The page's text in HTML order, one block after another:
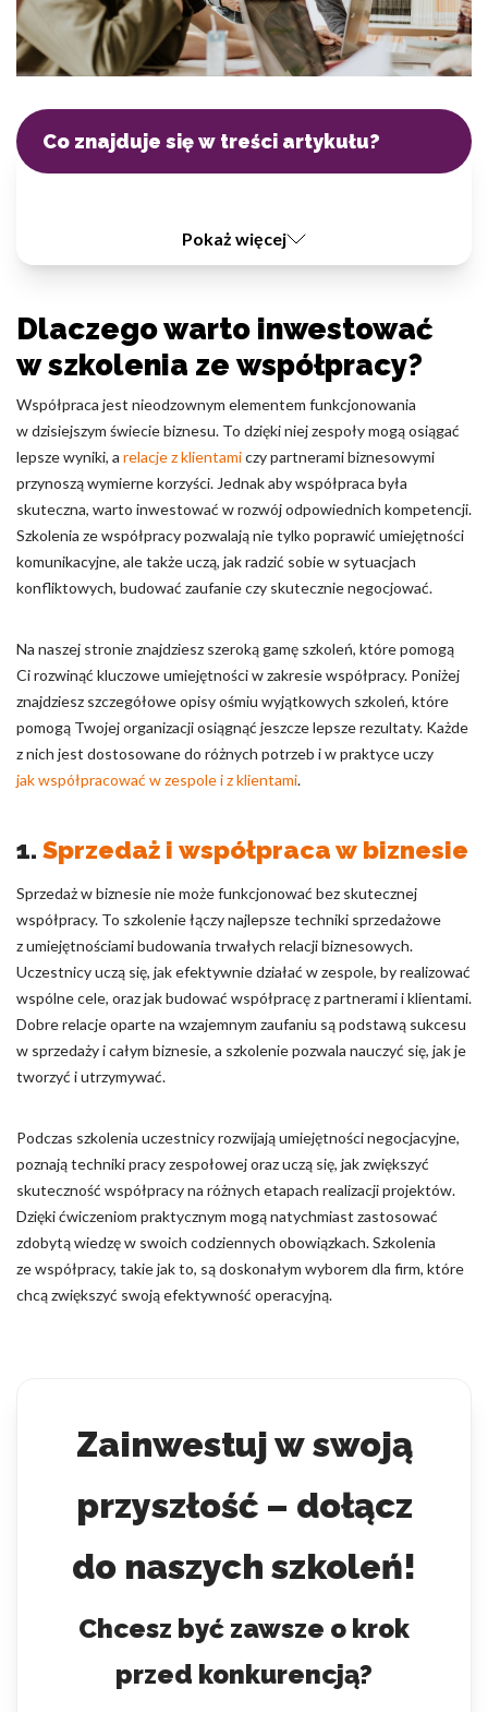
Co znajduje się w treści artykułu?
Pokaż więcej
Dlaczego warto inwestować
w szkolenia ze współpracy?
Współpraca jest nieodzownym elementem funkcjonowania
w dzisiejszym świecie biznesu. To dzięki niej zespoły mogą osiągać
lepsze wyniki, a relacje z klientamiczy partnerami biznesowymi
przynoszą wymierne korzyści. Jednak aby współpraca była
skuteczna, warto inwestować w rozwój odpowiednich kompetencji.
Szkolenia ze współpracy pozwalają nie tylko poprawić umiejętności
komunikacyjne, ale także uczą, jak radzić sobie w sytuacjach
konfliktowych, budować zaufanie czy skutecznie negocjować.
Na naszej stronie znajdziesz szeroką gamę szkoleń, które pomogą
Ci rozwinąć kluczowe umiejętności w zakresie współpracy. Poniżej
znajdziesz szczegółowe opisy ośmiu wyjątkowych szkoleń, które
pomogą Twojej organizacji osiągnąć jeszcze lepsze rezultaty. Każde
z nich jest dostosowane do różnych potrzeb i w praktyce uczy
jak współpracować w zespole i z klientami.
1. Sprzedaż i współpraca w biznesie
Sprzedaż w biznesie nie może funkcjonować bez skutecznej
współpracy. To szkolenie łączy najlepsze techniki sprzedażowe
z umiejętnościami budowania trwałych relacji biznesowych.
Uczestnicy uczą się, jak efektywnie działać w zespole, by realizować
wspólne cele, oraz jak budować współpracę z partnerami i klientami.
Dobre relacje oparte na wzajemnym zaufaniu są podstawą sukcesu
w sprzedaży i całym biznesie, a szkolenie pozwala nauczyć się, jak je
tworzyć i utrzymywać.
Podczas szkolenia uczestnicy rozwijają umiejętności negocjacyjne,
poznają techniki pracy zespołowej oraz uczą się, jak zwiększyć
skuteczność współpracy na różnych etapach realizacji projektów.
Dzięki ćwiczeniom praktycznym mogą natychmiast zastosować
zdobytą wiedzę w swoich codziennych obowiązkach. Szkolenia
ze współpracy, takie jak to, są doskonałym wyborem dla firm, które
chcą zwiększyć swoją efektywność operacyjną.
Zainwestuj w swoją
przyszłość – dołącz
do naszych szkoleń!
Chcesz być zawsze o krok
przed konkurencją?
preferowany język lub region, w którym znajduje się użytkownik.
Statystyczne pliki cookie pomagają właścicielem stron
zrozumieć, w jaki sposób różni użytkownicy zachowują się na stronie,
gromadząc i zgłaszając anonimowe informacje.
Marketingowe pliki cookie stosowane są w celu śledzenia
użytkowników i tym samym bardziej cenne dla wydawców i
reklamodawców strony trzeciej.
Nieklasyfikowane
Nieklasyfikowane pliki cookie, to pliki, które są w procesie
klasyfikowania, wraz z dostawcami poszczególnych ciasteczek.
Odrzuć
Zapisz moje preferencje